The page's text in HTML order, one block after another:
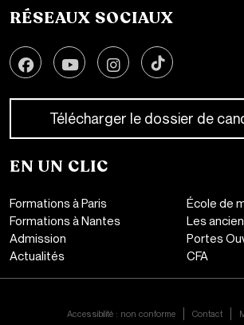
RÉSEAUX SOCIAUX
Télécharger le dossier de
EN UN CLIC
Formations à Paris
Formations à Nantes
Admission
Actualités
École de
Les
Portes
CFA
Accessibilité : non conforme Contact